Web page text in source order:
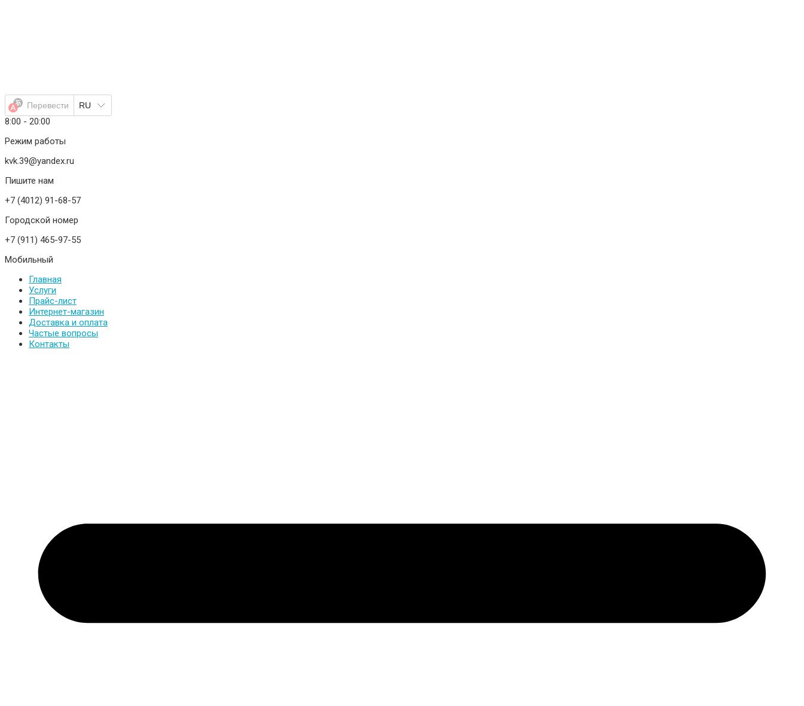
Перевести RU
8:00 - 20:00
Режим работы
kvk.39@yandex.ru
Пишите нам
+7 (4012) 91-68-57
Городской номер
+7 (911) 465-97-55
Мобильный
Главная
Услуги
Прайс-лист
Интернет-магазин
Доставка и оплата
Частые вопросы
Контакты